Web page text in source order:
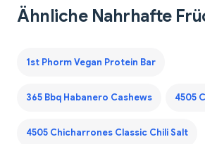
Ähnliche Nahrhafte
1st Phorm Vegan Protein Bar
365 Bbq Habanero Cashews 4505
4505 Chicharrones Classic Chili Salt